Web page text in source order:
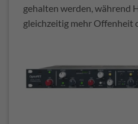
gehalten werden, während
gleichzeitig mehr Offenheit